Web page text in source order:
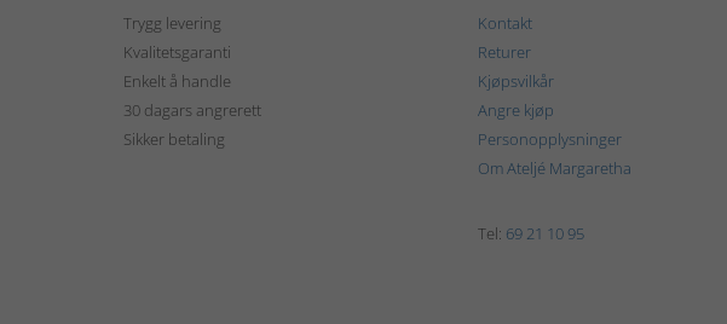
Trygg levering
Kvalitetsgaranti
Enkelt å handle
30 dagars angrerett
Sikker betaling
Kontakt
Returer
Kjøpsvilkår
Angre kjøp
Personopplysninger
Om Ateljé Margaretha
Tel: 69 21 10 95